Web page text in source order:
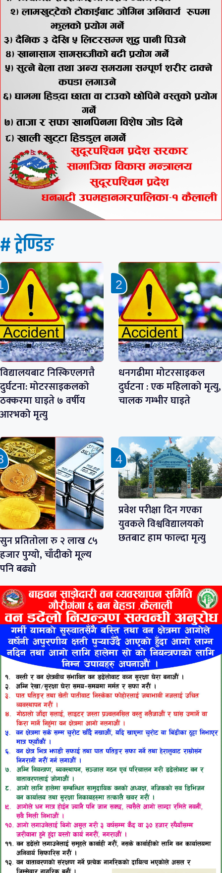
# ट्रेण्डिङ
विद्यालयबाट निस्किएलगत्तै
दुर्घटना: मोटरसाइकलको
ठक्करमा घाइते ७ वर्षीय
आरभको मृत्यु
धनगढीमा मोटरसाइकल
दुर्घटना : एक महिलाको मृत्यु,
चालक गम्भीर घाइते
सुन प्रतितोला रु २ लाख ८५
हजार पुग्यो, चाँदीको मूल्य
पनि बढ्यो
प्रवेश परीक्षा दिन गएका
युवकले विश्वविद्यालयको
छतबाट हाम फाल्दा मृत्यु